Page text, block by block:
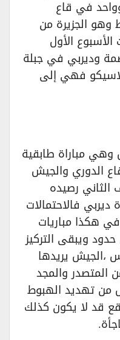
في قاع
الجزيرة من
الأول
وديربي في جبلة
فهي إلى
وهي مباراة طابقية
الدوري والجيش
رصيده
ديربي فالاحتمالات
هكذا مباريات
ويبقى التركيز
،الجيش يريدها
المتصدر والمجد
من تهديد الهبوط
قد لا يكون كذلك